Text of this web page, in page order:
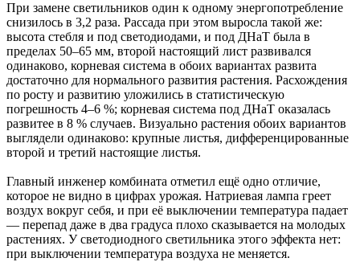
При замене светильников один к одному энергопотребление
снизилось в 3,2 раза. Рассада при этом выросла такой же:
высота стебля и под светодиодами, и под ДНаТ была в
пределах 50–65 мм, второй настоящий лист развивался
одинаково, корневая система в обоих вариантах развита
достаточно для нормального развития растения. Расхождения
по росту и развитию уложились в статистическую
погрешность 4–6 %; корневая система под ДНаТ оказалась
развитее в 8 % случаев. Визуально растения обоих вариантов
выглядели одинаково: крупные листья, дифференцированные
второй и третий настоящие листья.
Главный инженер комбината отметил ещё одно отличие,
которое не видно в цифрах урожая. Натриевая лампа греет
воздух вокруг себя, и при её выключении температура падает
— перепад даже в два градуса плохо сказывается на молодых
растениях. У светодиодного светильника этого эффекта нет:
при выключении температура воздуха не меняется.